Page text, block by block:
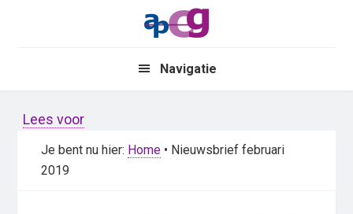
Navigatie
Lees voor
Je bent nu hier: Home • Nieuwsbrief februari
2019